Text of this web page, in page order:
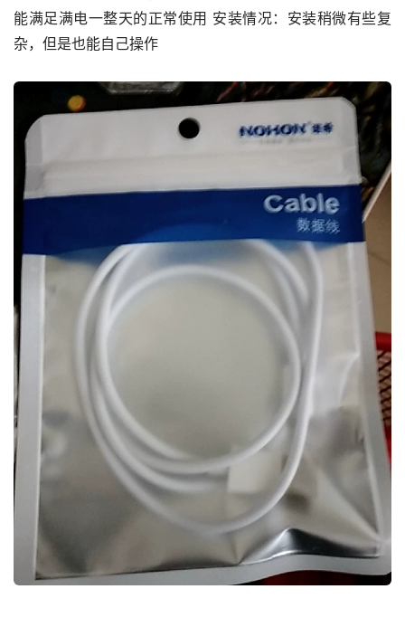
能满足满电一整天的正常使用 安装情况：安装稍微有些复
杂，但是也能自己操作